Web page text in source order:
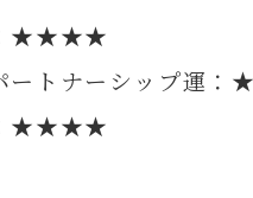
★★★★
ートナーシップ運
★★★★